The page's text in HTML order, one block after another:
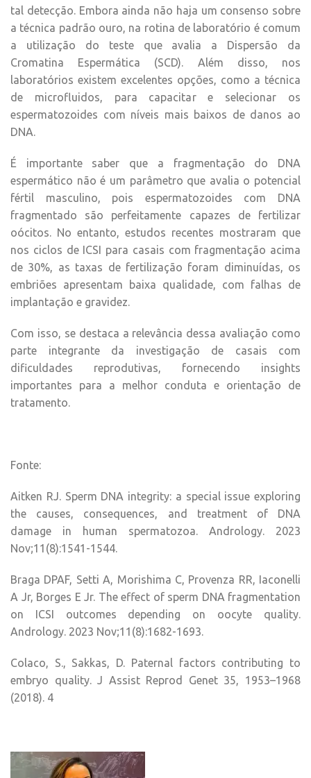
tal detecção. Embora ainda não haja um consenso sobre
a técnica padrão ouro, na rotina de laboratório é comum
a utilização do teste que avalia a Dispersão da
Cromatina Espermática (SCD). Além disso, nos
laboratórios existem excelentes opções, como a técnica
de microfluidos, para capacitar e selecionar os
espermatozoides com níveis mais baixos de danos ao
DNA.
É importante saber que a fragmentação do DNA
espermático não é um parâmetro que avalia o potencial
fértil masculino, pois espermatozoides com DNA
fragmentado são perfeitamente capazes de fertilizar
oócitos. No entanto, estudos recentes mostraram que
nos ciclos de ICSI para casais com fragmentação acima
de 30%, as taxas de fertilização foram diminuídas, os
embriões apresentam baixa qualidade, com falhas de
implantação e gravidez.
Com isso, se destaca a relevância dessa avaliação como
parte integrante da investigação de casais com
dificuldades reprodutivas, fornecendo insights
importantes para a melhor conduta e orientação de
tratamento.
Fonte:
Aitken RJ. Sperm DNA integrity: a special issue exploring
the causes, consequences, and treatment of DNA
damage in human spermatozoa. Andrology. 2023
Nov;11(8):1541-1544.
Braga DPAF, Setti A, Morishima C, Provenza RR, Iaconelli
A Jr, Borges E Jr. The effect of sperm DNA fragmentation
on ICSI outcomes depending on oocyte quality.
Andrology. 2023 Nov;11(8):1682-1693.
Colaco, S., Sakkas, D. Paternal factors contributing to
embryo quality. J Assist Reprod Genet 35, 1953–1968
(2018). 4